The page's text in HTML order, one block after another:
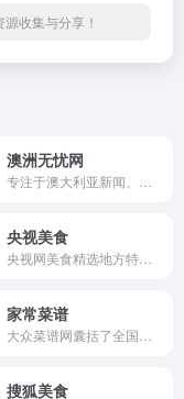
收集与分享！
澳洲无忧网
央视美食
家常菜谱
搜狐美食